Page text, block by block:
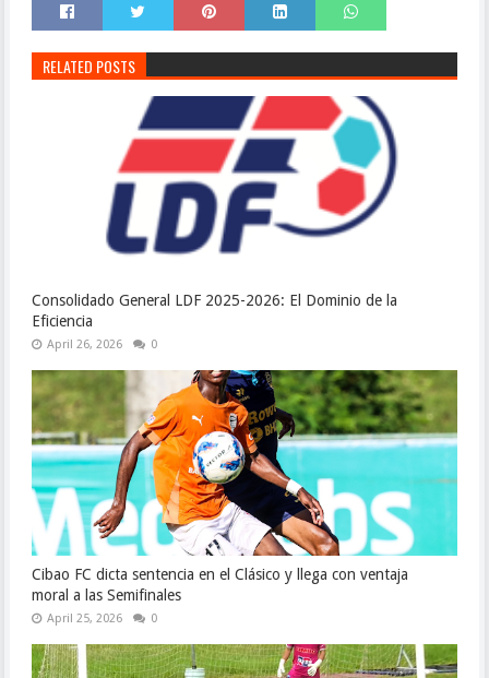
RELATED POSTS
Consolidado General LDF 2025-2026: El Dominio de la
Eficiencia
April 26, 2026 0
Cibao FC dicta sentencia en el Clásico y llega con ventaja
moral a las Semifinales
April 25, 2026 0